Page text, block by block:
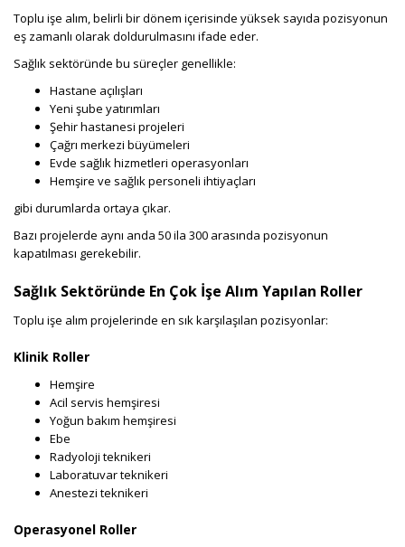
Toplu işe alım, belirli bir dönem içerisinde yüksek sayıda pozisyonun
eş zamanlı olarak doldurulmasını ifade eder.
Sağlık sektöründe bu süreçler genellikle:
Hastane açılışları
Yeni şube yatırımları
Şehir hastanesi projeleri
Çağrı merkezi büyümeleri
Evde sağlık hizmetleri operasyonları
Hemşire ve sağlık personeli ihtiyaçları
gibi durumlarda ortaya çıkar.
Bazı projelerde aynı anda 50 ila 300 arasında pozisyonun
kapatılması gerekebilir.
Sağlık Sektöründe En Çok İşe Alım Yapılan Roller
Toplu işe alım projelerinde en sık karşılaşılan pozisyonlar:
Klinik Roller
Hemşire
Acil servis hemşiresi
Yoğun bakım hemşiresi
Ebe
Radyoloji teknikeri
Laboratuvar teknikeri
Anestezi teknikeri
Operasyonel Roller